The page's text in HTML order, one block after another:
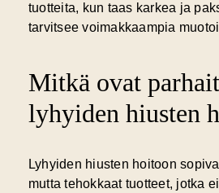
tuotteita, kun taas karkea ja
tarvitsee voimakkaampia
Mitkä ovat
lyhyiden hiusten
Lyhyiden hiusten hoitoon
mutta tehokkaat tuotteet, jotka